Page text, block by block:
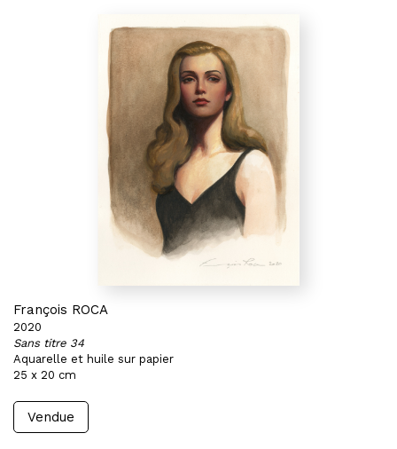
François ROCA
2020
Sans titre 34
Aquarelle et huile sur papier
25 x 20 cm
Vendue